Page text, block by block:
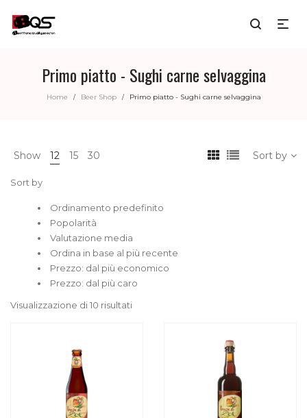
Primo piatto - Sughi carne selvaggina
Home / Beer Shop / Primo piatto - Sughi carne selvaggina
Show 12 15 30 Sort by
Sort by
Ordinamento predefinito
Popolarità
Valutazione media
Ordina in base al più recente
Prezzo: dal più economico
Prezzo: dal più caro
Visualizzazione di 10 risultati